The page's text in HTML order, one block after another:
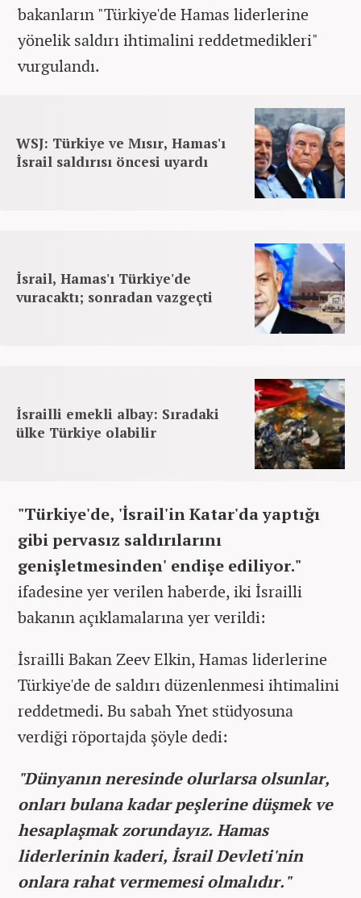
bakanların "Türkiye'de Hamas liderlerine
yönelik saldırı ihtimalini reddetmedikleri"
vurgulandı.
WSJ: Türkiye ve Mısır, Hamas'ı
İsrail saldırısı öncesi uyardı
İsrail, Hamas'ı Türkiye'de
vuracaktı; sonradan vazgeçti
İsrailli emekli albay: Sıradaki
ülke Türkiye olabilir
"Türkiye'de, 'İsrail'in Katar'da yaptığı
gibi pervasız saldırılarını
genişletmesinden' endişe ediliyor."
ifadesine yer verilen haberde, iki İsrailli
bakanın açıklamalarına yer verildi:
İsrailli Bakan Zeev Elkin, Hamas liderlerine
Türkiye'de de saldırı düzenlenmesi ihtimalini
reddetmedi. Bu sabah Ynet stüdyosuna
verdiği röportajda şöyle dedi:
"Dünyanın neresinde olurlarsa olsunlar,
onları bulana kadar peşlerine düşmek ve
hesaplaşmak zorundayız. Hamas
liderlerinin kaderi, İsrail Devleti'nin
onlara rahat vermemesi olmalıdır."